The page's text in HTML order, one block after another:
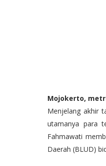
Mojokerto,
Menjelang akhir
utamanya para
Fahmawati
Daerah (BLUD)